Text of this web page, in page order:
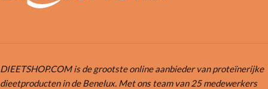
DIEETSHOP.COM is de grootste online aanbieder van proteïnerijke
dieetproducten in de Benelux. Met ons team van 25 medewerkers